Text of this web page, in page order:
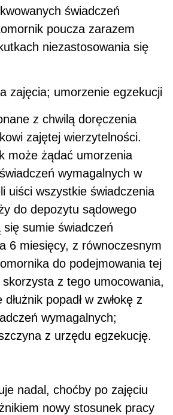
świadczeń
poucza zarazem
niezastosowania się
zajęcia; umorzenie egzekucji
z chwilą doręczenia
zajętej wierzytelności.
może żądać umorzenia
wymagalnych w
uiści wszystkie świadczenia
do depozytu sądowego
sumie świadczeń
6 miesięcy, z równoczesnym
do podejmowania tej
z tego umocowania,
popadł w zwłokę z
wymagalnych;
z urzędu egzekucję.
nadal, choćby po zajęciu
nowy stosunek pracy